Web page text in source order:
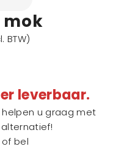
mok
BTW)
leverbaar.
u graag met
of bel